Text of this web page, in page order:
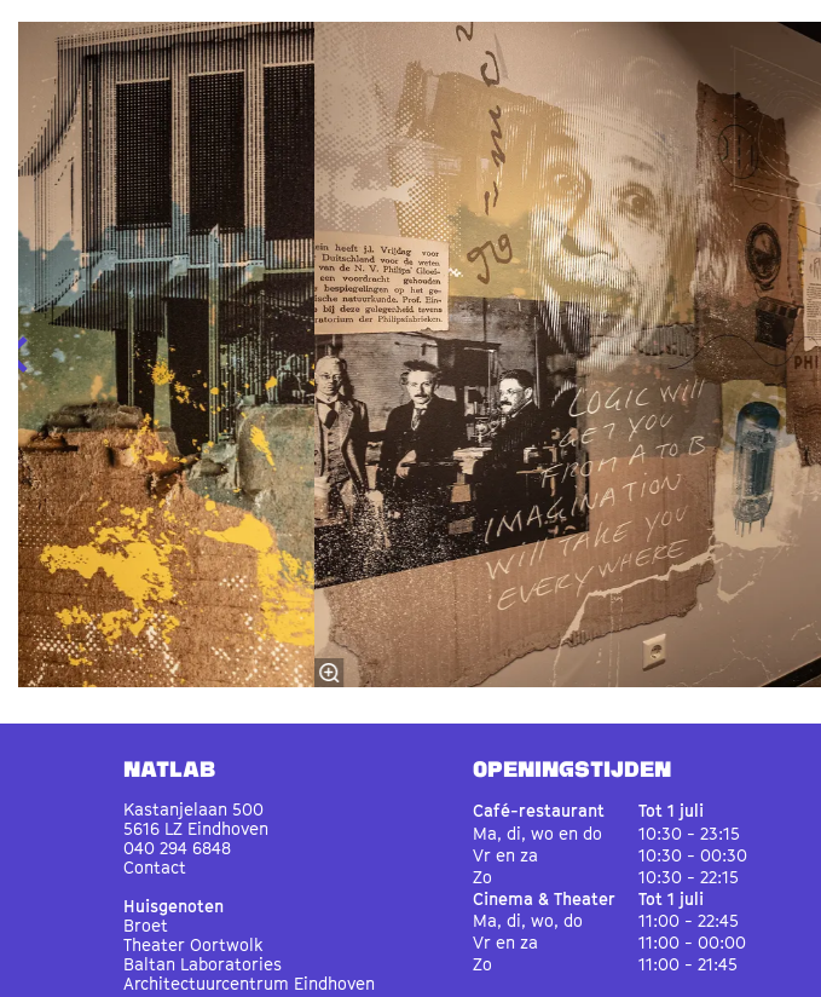
Overslaan
Natlab
Kastanjelaan 500
5616 LZ Eindhoven
040 294 6848
Contact
Huisgenoten
Broet
Theater Oortwolk
Baltan Laboratories
Architectuurcentrum Eindhoven
OPENINGSTIJDEN
Café-restaurant
Tot 1 juli
Ma, di, wo en do
10:30 - 23:15
Vr en za
10:30 - 00:30
Zo
10:30 - 22:15
Cinema & Theater
Tot 1 juli
Ma, di, wo, do
11:00 - 22:45
Vr en za
11:00 - 00:00
Zo
11:00 - 21:45